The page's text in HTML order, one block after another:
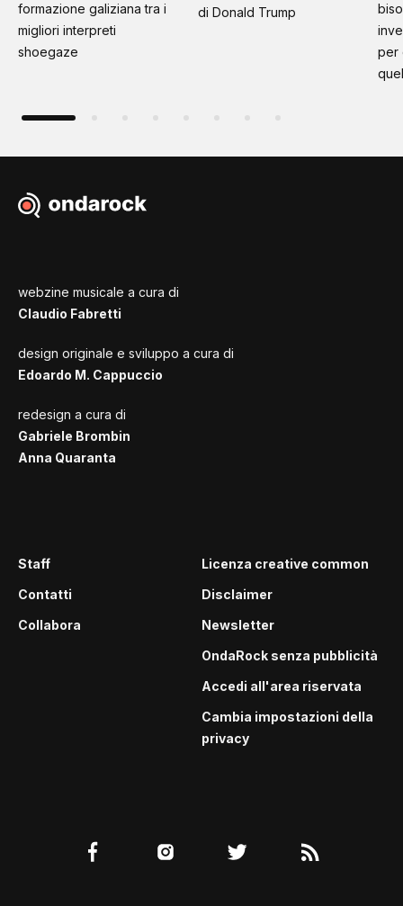
formazione galiziana tra i
migliori interpreti
shoegaze
di Donald Trump
per
webzine musicale a cura di
Claudio Fabretti
design originale e sviluppo a cura di
Edoardo M. Cappuccio
redesign a cura di
Gabriele Brombin
Anna Quaranta
Staff
Contatti
Collabora
Licenza creative common
Disclaimer
Newsletter
OndaRock senza pubblicità
Accedi all'area riservata
Cambia impostazioni della
privacy